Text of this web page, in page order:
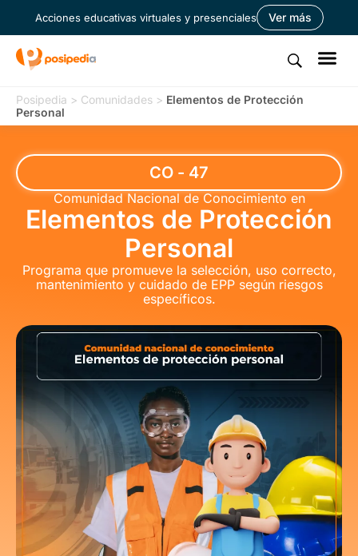
Acciones educativas virtuales y presenciales Ver más
Posipedia > Comunidades > Elementos de Protección
Personal
CO - 47
Comunidad Nacional de Conocimiento en
Elementos de Protección
Personal
Programa que promueve la selección, uso correcto,
mantenimiento y cuidado de EPP según riesgos
específicos.